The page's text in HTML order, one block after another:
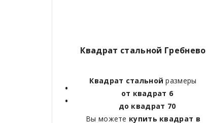
Квадрат стальной Гребнево
Квадрат стальной размеры
от квадрат 6
до квадрат 70
Вы можете купить квадрат в